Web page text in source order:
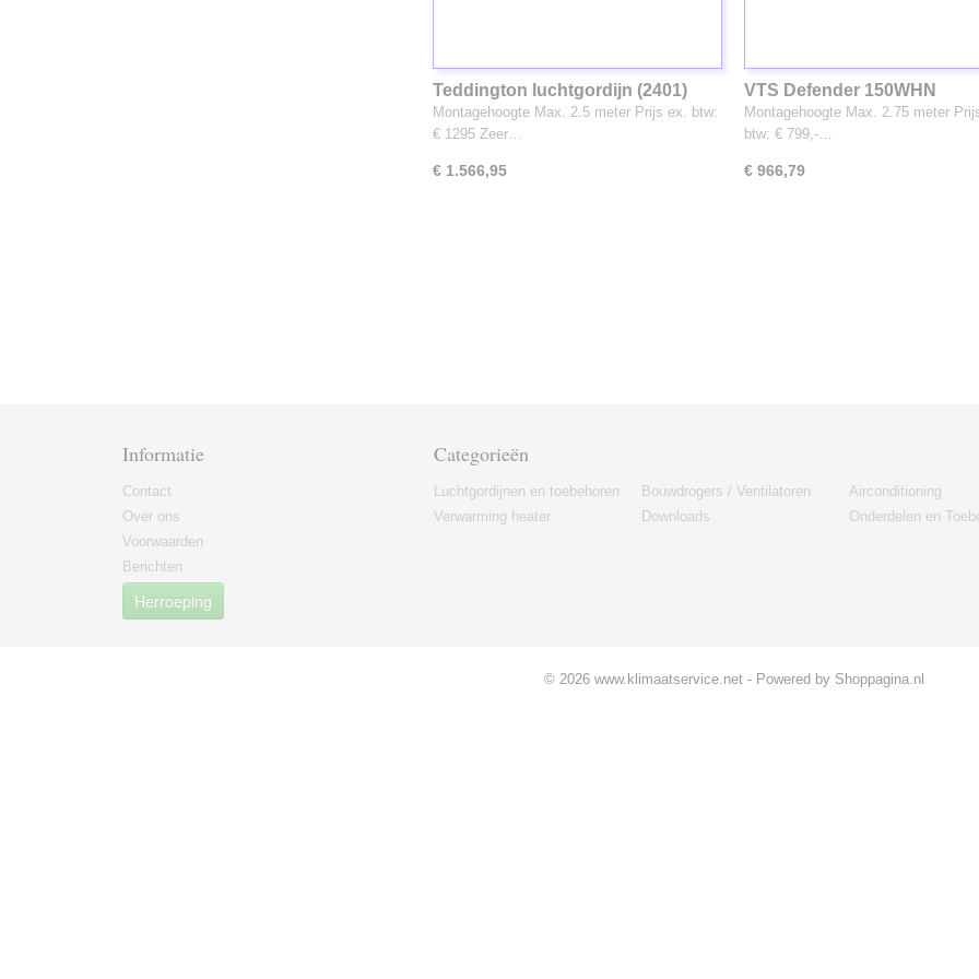
Teddington luchtgordijn (2401)
Montagehoogte Max. 2.5 meter Prijs ex. btw:
€ 1295 Zeer…
€ 1.566,95
VTS Defender 150WHN
luchtgordijn (1365) NIEUW
Montagehoogte Max. 2.75 meter
btw: € 799,-…
€ 966,79
Informatie
Contact
Over ons
Voorwaarden
Berichten
Herroeping
Categorieën
Luchtgordijnen en toebehoren
Verwarming heater
Bouwdrogers / Ventilatoren
Downloads
Airconditioning
Onderdelen en
© 2026 www.klimaatservice.net - Powered by Shoppagina.nl